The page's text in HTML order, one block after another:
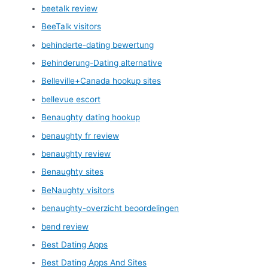
beetalk review
BeeTalk visitors
behinderte-dating bewertung
Behinderung-Dating alternative
Belleville+Canada hookup sites
bellevue escort
Benaughty dating hookup
benaughty fr review
benaughty review
Benaughty sites
BeNaughty visitors
benaughty-overzicht beoordelingen
bend review
Best Dating Apps
Best Dating Apps And Sites